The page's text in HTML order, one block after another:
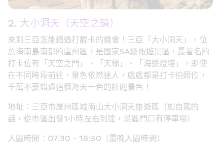
2. 大小洞天（天空之鏡）
來到三亞怎能錯過打靚卡的機會！三亞「大小洞天」，位
於海南島南部的崖州區，是國家5A級旅遊景區，最著名的
打卡位有「天空之門」、「天梯」、「海邊燈塔」，即使
在不同時段前往，景色依然迷人，處處都是打卡拍照位，
千萬不要錯過這個海天一色的壯麗景色！
地址：三亞市崖州區城南山大小洞天旅遊區（如自駕的
話，從市區出發1小時左右到達，景區門口有停車場）
入園時間：07:30 - 18:30（最晚入園時間）